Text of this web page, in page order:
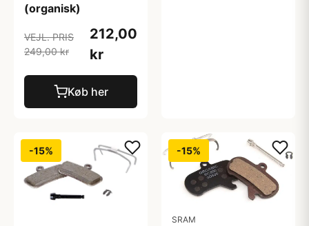
(organisk)
VEJL. PRIS
249,00 kr
212,00
kr
Køb her
-15% -15%
SRAM